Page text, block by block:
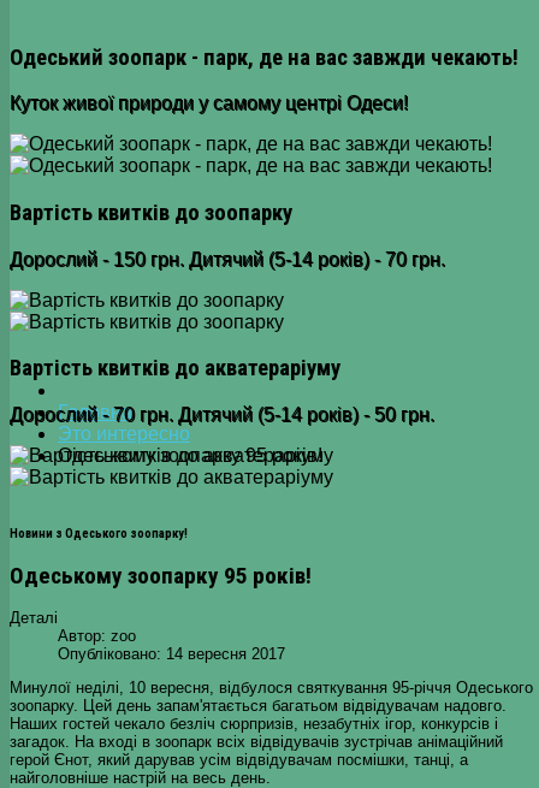
Одеський зоопарк - парк, де на вас завжди чекають!
Куток живої природи у самому центрі Одеси!
Вартість квитків до зоопарку
Дорослий - 150 грн. Дитячий (5-14 років) - 70 грн.
Вартість квитків до акватераріуму
Дорослий - 70 грн. Дитячий (5-14 років) - 50 грн.
Головна
Это интересно
Одеському зоопарку 95 років!
Новини з Одеського зоопарку!
Одеському зоопарку 95 років!
Деталі
Автор: zoo
Опубліковано: 14 вересня 2017
Минулої неділі, 10 вересня, відбулося святкування 95-річчя Одеського
зоопарку. Цей день запам'ятається багатьом відвідувачам надовго.
Наших гостей чекало безліч сюрпризів, незабутніх ігор, конкурсів і
загадок. На вході в зоопарк всіх відвідувачів зустрічав анімаційний
герой Єнот, який дарував усім відвідувачам посмішки, танці, а
найголовніше настрій на весь день.